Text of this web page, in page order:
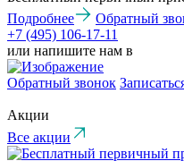
Подробнее
Обратный
+7 (495) 106-17-11
или напишите нам в
Обратный звонок
Акции
Все акции